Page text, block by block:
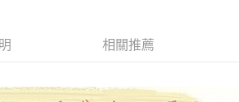
付」時，將依據個別帳號之用戶狀況，依本公司即
或使用他人資訊註冊。若發現惡意使用之情形，
相關推薦